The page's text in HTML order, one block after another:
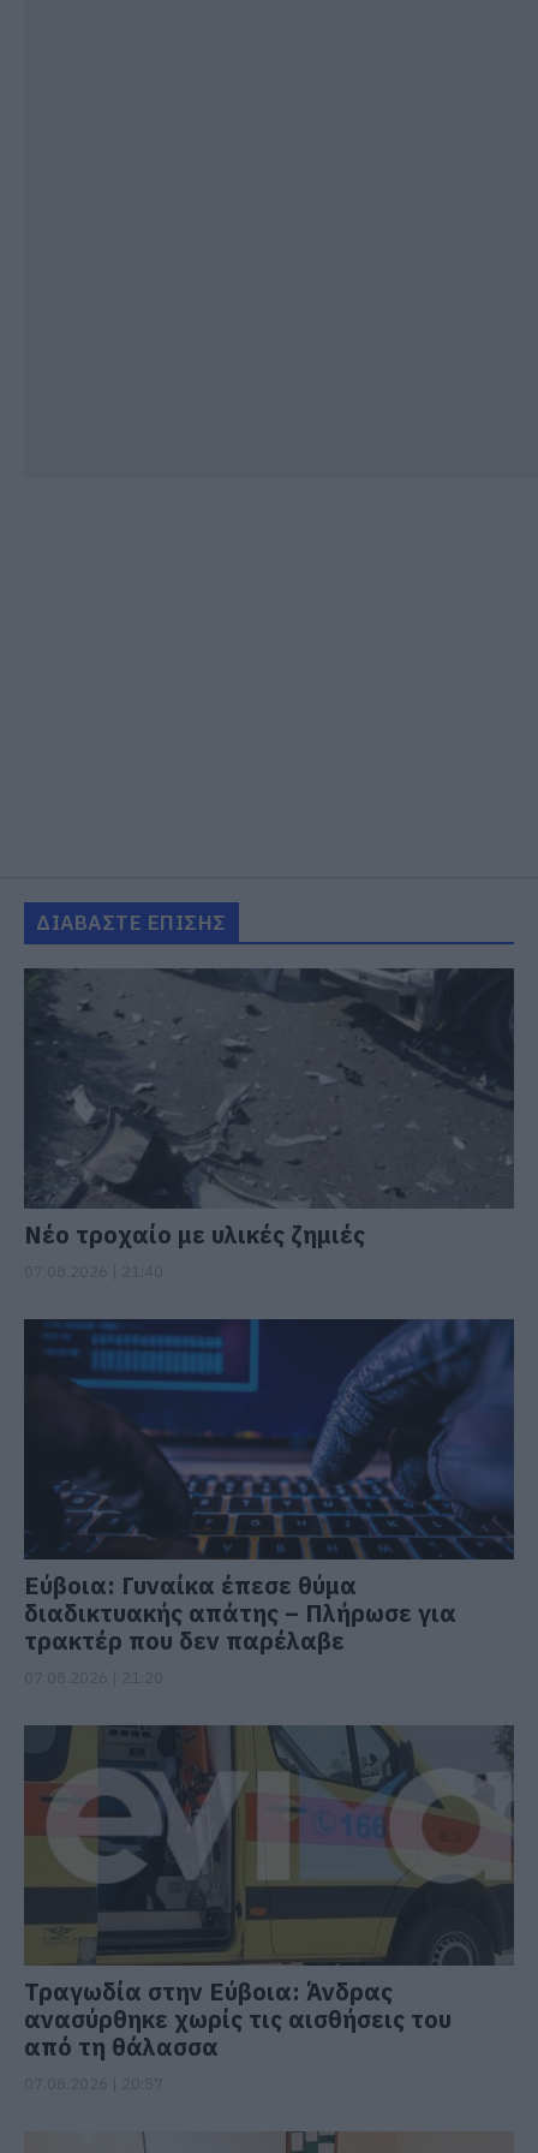
ΔΙΑΒΑΣΤΕ ΕΠΙΣΗΣ
Νέο τροχαίο με υλικές ζημιές
Εύβοια: Γυναίκα έπεσε θύμα
διαδικτυακής απάτης – Πλήρωσε για
τρακτέρ που δεν παρέλαβε
Τραγωδία στην Εύβοια: Άνδρας
ανασύρθηκε χωρίς τις αισθήσεις του
από τη θάλασσα